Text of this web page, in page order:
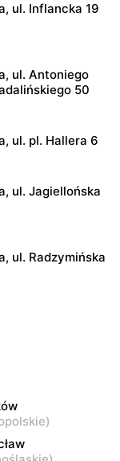
ul. Inflancka 19
ul. Antoniego
50
ul. pl. Hallera 6
ul. Jagiellońska
ul. Radzymińska
ul. Białostocka
ul. Chełmska 9
)